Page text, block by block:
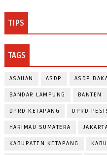
TIPS
TAGS
ASAHAN ASDP ASDP
BANDAR LAMPUNG BANTEN
DPRD KETAPANG DPRD
HARIMAU SUMATERA
KABUPATEN KETAPANG